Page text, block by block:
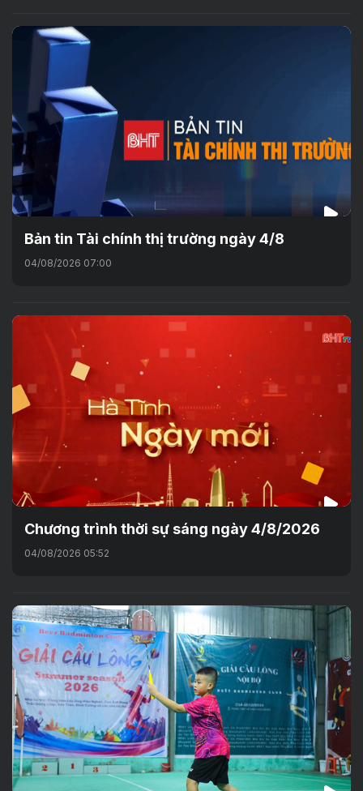
Bản tin Tài chính thị trường ngày 4/8
04/08/2026 07:00
Chương trình thời sự sáng ngày 4/8/2026
04/08/2026 05:52